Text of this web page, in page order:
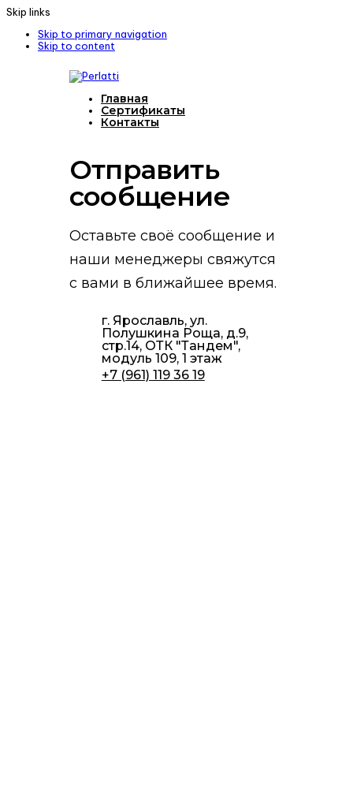
Skip links
Skip to primary navigation
Skip to content
Главная
Сертификаты
Контакты
Отправить
cообщение
Оставьте своё сообщение и
наши менеджеры свяжутся
с вами в ближайшее время.
г. Ярославль, ул.
Полушкина Роща, д.9,
стр.14, ОТК "Тандем",
модуль 109, 1 этаж
+7 (961) 119 36 19